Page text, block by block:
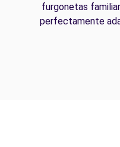
furgonetas
perfectamente